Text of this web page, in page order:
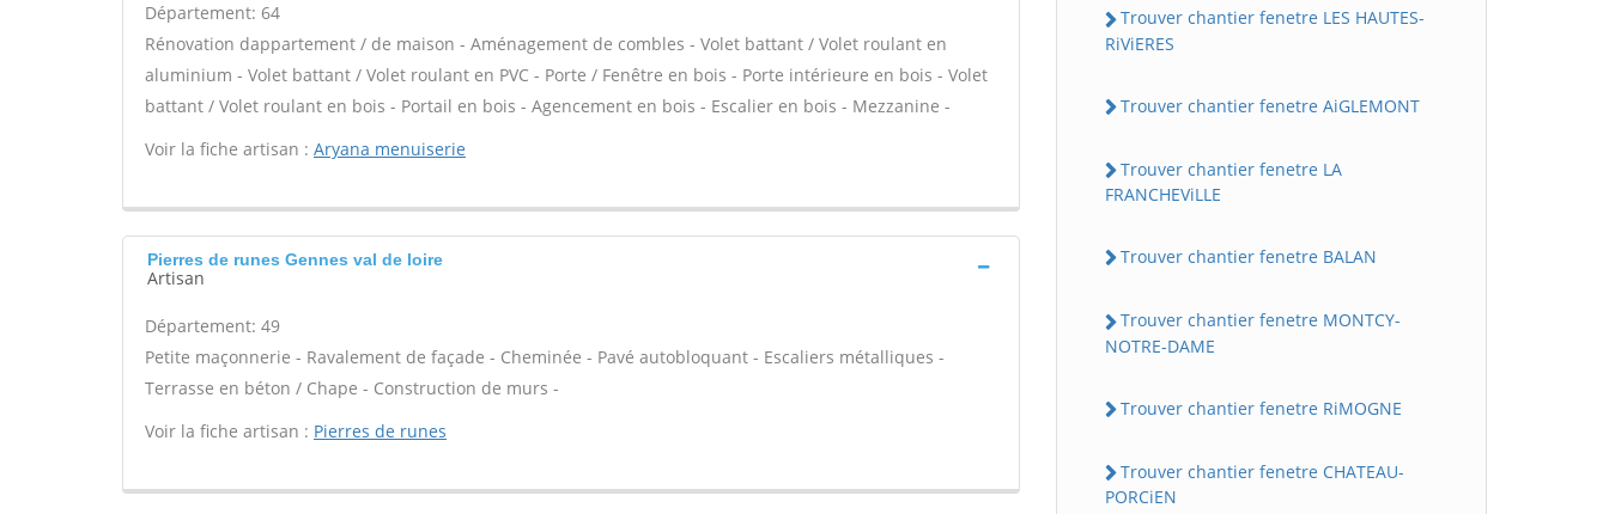
Département: 64
Rénovation dappartement / de maison - Aménagement de combles - Volet battant / Volet roulant en
aluminium - Volet battant / Volet roulant en PVC - Porte / Fenêtre en bois - Porte intérieure en bois - Volet
battant / Volet roulant en bois - Portail en bois - Agencement en bois - Escalier en bois - Mezzanine -
Voir la fiche artisan : Aryana menuiserie
Pierres de runes Gennes val de loire
Artisan
Département: 49
Petite maçonnerie - Ravalement de façade - Cheminée - Pavé autobloquant - Escaliers métalliques -
Terrasse en béton / Chape - Construction de murs -
Voir la fiche artisan : Pierres de runes
Trouver chantier fenetre LES HAUTES-
RiViERES
Trouver chantier fenetre AiGLEMONT
Trouver chantier fenetre LA
FRANCHEViLLE
Trouver chantier fenetre BALAN
Trouver chantier fenetre MONTCY-
NOTRE-DAME
Trouver chantier fenetre RiMOGNE
Trouver chantier fenetre CHATEAU-
PORCiEN